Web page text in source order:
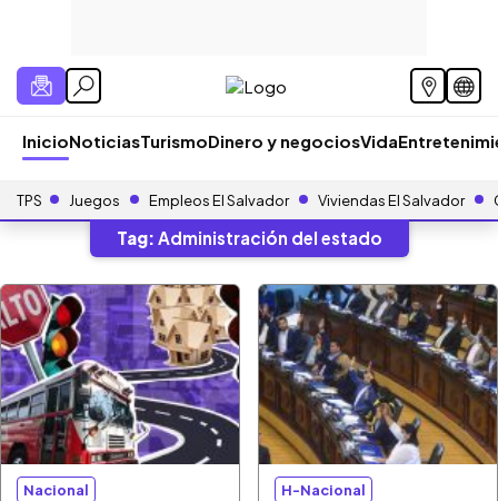
InicioNoticiasTurismoDinero y negociosVida
TPS Juegos Empleos El Salvador Viviendas El Salvador
Tag: Administración del estado
Nacional H-Nacional